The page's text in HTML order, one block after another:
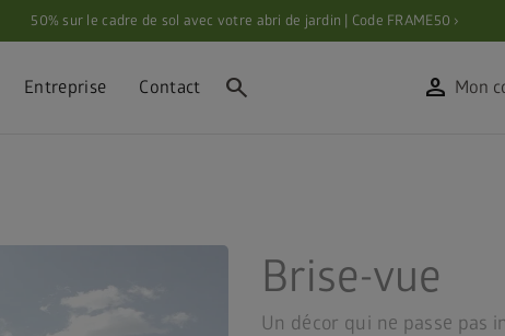
50% sur le cadre de sol avec votre abri de jardin | Code FRAME50 ›
Entreprise Contact search person Mon
Brise-vue
Un décor qui ne passe pas